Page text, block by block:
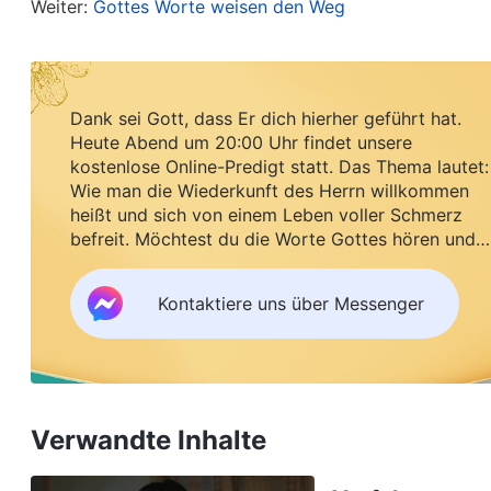
gehört hatte. Meist hatten sie mir etwas
Gott glauben musste und meine Krankheit
Allmächtigen Gottes schienen viel praktischer,
Danach ließ ich meinen Mann mir jeden Tag
dass religiöse Menschen an Gott glauben,
und dass sie häufig tagsüber Sünden begehen
mehr, weil meine Mutter und meine beiden
war genauso, wie Gottes Worte es
und begehen sie dann wieder. Da erlebte ich
Stimme? Wenn es nicht Gott ist, wie kommt es
sogar religiöse Menschen selber erkennen nicht,
Weiter: Gottes Worte weisen den Weg
Dank sei Gott, dass Er dich hierher geführt hat.
Heute Abend um 20:00 Uhr findet unsere
kostenlose Online-Predigt statt. Das Thema lautet:
Wie man die Wiederkunft des Herrn willkommen
heißt und sich von einem Leben voller Schmerz
befreit. Möchtest du die Worte Gottes hören und
Segen empfangen?
Kontaktiere uns über Messenger
Verwandte Inhalte